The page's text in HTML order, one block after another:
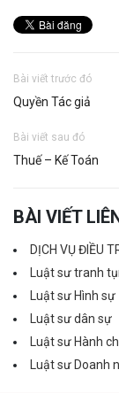
Bài viết trước đó
Quyền Tác giả
Bài viết sau đó
Thuế – Kế Toán
BÀI VIẾT
DỊCH VỤ ĐIỀU
Luật sư tranh
Luật sư Hình sự
Luật sư dân sự
Luật sư Hành
Luật sư Doanh